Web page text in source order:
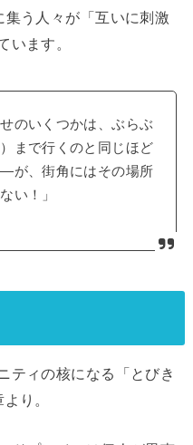
う人々が「互いに刺激
います。
のいくつかは、ぶらぶ
まで行くのと同じほど
が、街角にはその場所
い！」
ティの核になる「とびき
り。